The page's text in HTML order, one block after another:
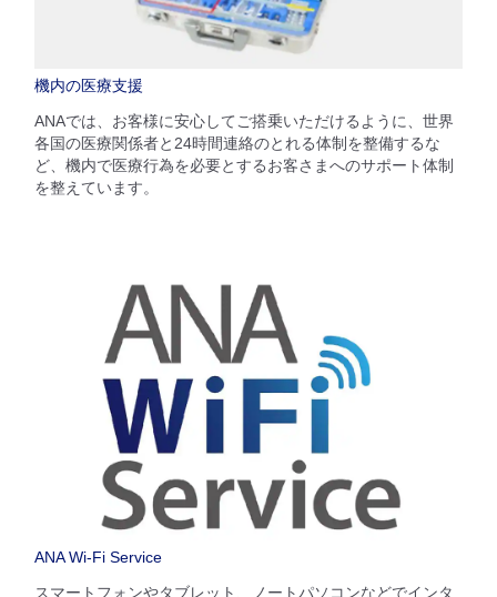
機内の医療支援
ANAでは、お客様に安心してご搭乗いただけるように、世界
各国の医療関係者と24時間連絡のとれる体制を整備するな
ど、機内で医療行為を必要とするお客さまへのサポート体制
を整えています。
ANA Wi-Fi Service
スマートフォンやタブレット、ノートパソコンなどでインタ